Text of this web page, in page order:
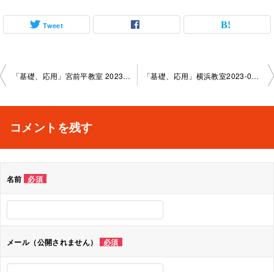
Tweet
投
ビ
シ
ョ
ン
「基礎、応用」宮前平教室 2023-09-08–no0006-1083 「基礎、応用」横浜教室2023-09-2 9–no0006-1017
コメントを残す
名前 必須
メール（公開されません） 必須